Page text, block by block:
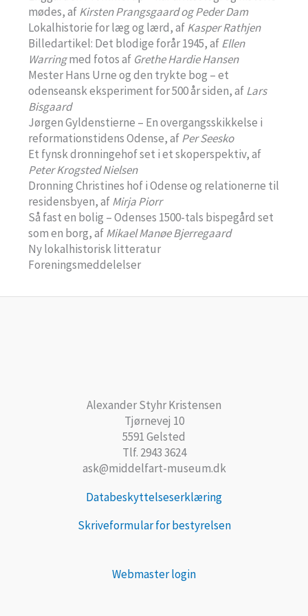
mødes, afKirsten Prangsgaard og Peder Dam
Lokalhistorie for læg og lærd, afKasper Rathjen
Billedartikel: Det blodige forår 1945, afEllen
Warringmed fotos af Grethe Hardie Hansen
Mester Hans Urne og den trykte bog – et
odenseansk eksperiment for 500 år siden, afLars
Bisgaard
Jørgen Gyldenstierne – En overgangsskikkelse i
reformationstidens Odense, afPer Seesko
Et fynsk dronningehof set i et skoperspektiv, af
Peter Krogsted Nielsen
Dronning Christines hof i Odense og relationerne til
residensbyen, afMirja Piorr
Så fast en bolig – Odenses 1500-tals bispegård set
som en borg, afMikael Manøe Bjerregaard
Ny lokalhistorisk litteratur
Foreningsmeddelelser
Alexander Styhr Kristensen
Tjørnevej 10
5591 Gelsted
Tlf. 2943 3624
ask@middelfart-museum.dk
Databeskyttelseserklæring
Skriveformular for bestyrelsen
Webmaster login